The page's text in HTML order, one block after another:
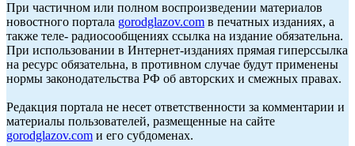
При частичном или полном воспроизведении материалов
новостного портала gorodglazov.com в печатных изданиях, а
также теле- радиосообщениях ссылка на издание обязательна.
При использовании в Интернет-изданиях прямая гиперссылка
на ресурс обязательна, в противном случае будут применены
нормы законодательства РФ об авторских и смежных правах.
Редакция портала не несет ответственности за комментарии и
материалы пользователей, размещенные на сайте
gorodglazov.com и его субдоменах.